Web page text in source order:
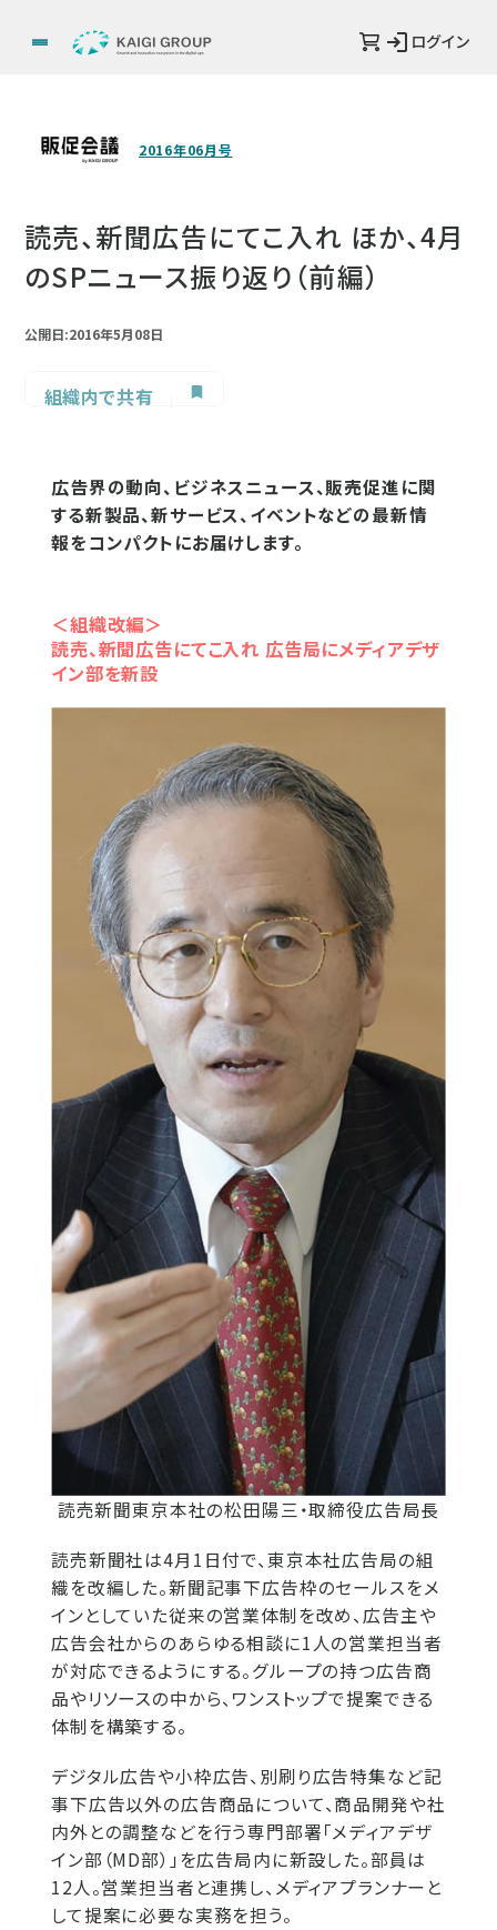
ログイン
2016年06月号
読売、新聞広告にてこ入れ ほか、4月
のSPニュース振り返り（前編）
公開日:2016年5月08日
組織内で共有
広告界の動向、ビジネスニュース、販売促進に関
する新製品、新サービス、イベントなどの最新情
報をコンパクトにお届けします。
＜組織改編＞
読売、新聞広告にてこ入れ 広告局にメディアデザ
イン部を新設
読売新聞東京本社の松田陽三・取締役広告局長
読売新聞社は4月1日付で、東京本社広告局の組
織を改編した。新聞記事下広告枠のセールスをメ
インとしていた従来の営業体制を改め、広告主や
広告会社からのあらゆる相談に1人の営業担当者
が対応できるようにする。グループの持つ広告商
品やリソースの中から、ワンストップで提案できる
体制を構築する。
デジタル広告や小枠広告、別刷り広告特集など記
事下広告以外の広告商品について、商品開発や社
内外との調整などを行う専門部署「メディアデザ
イン部（MD部）」を広告局内に新設した。部員は
12人。営業担当者と連携し、メディアプランナーと
して提案に必要な実務を担う。